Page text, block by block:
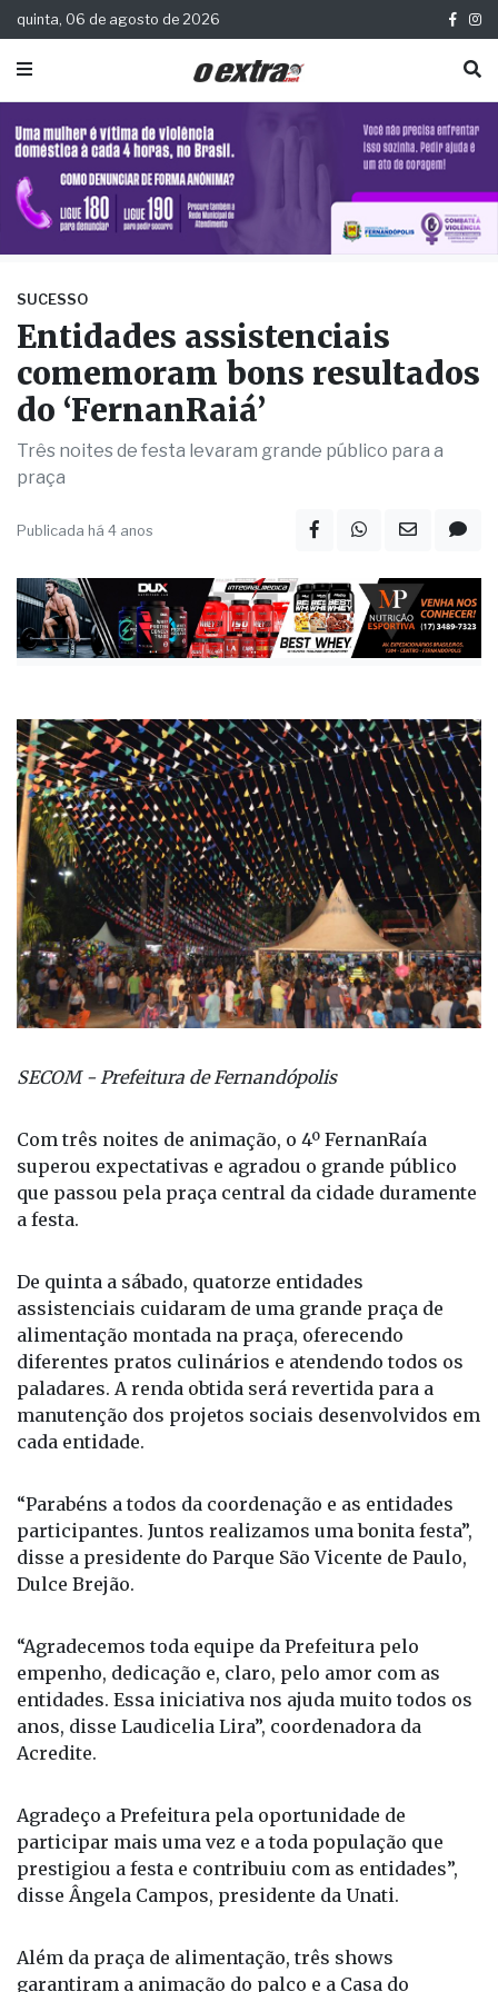
quinta, 06 de agosto de 2026
SUCESSO
Entidades assistenciais
comemoram bons resultados
do ‘FernanRaiá’
Três noites de festa levaram grande público para a
praça
Publicada há 4 anos
SECOM - Prefeitura de Fernandópolis
Com três noites de animação, o 4º FernanRaía
superou expectativas e agradou o grande público
que passou pela praça central da cidade duramente
a festa.
De quinta a sábado, quatorze entidades
assistenciais cuidaram de uma grande praça de
alimentação montada na praça, oferecendo
diferentes pratos culinários e atendendo todos os
paladares. A renda obtida será revertida para a
manutenção dos projetos sociais desenvolvidos em
cada entidade.
“Parabéns a todos da coordenação e as entidades
participantes. Juntos realizamos uma bonita festa”,
disse a presidente do Parque São Vicente de Paulo,
Dulce Brejão.
“Agradecemos toda equipe da Prefeitura pelo
empenho, dedicação e, claro, pelo amor com as
entidades. Essa iniciativa nos ajuda muito todos os
anos, disse Laudicelia Lira”, coordenadora da
Acredite.
Agradeço a Prefeitura pela oportunidade de
participar mais uma vez e a toda população que
prestigiou a festa e contribuiu com as entidades”,
disse Ângela Campos, presidente da Unati.
Além da praça de alimentação, três shows
garantiram a animação do palco e a Casa do